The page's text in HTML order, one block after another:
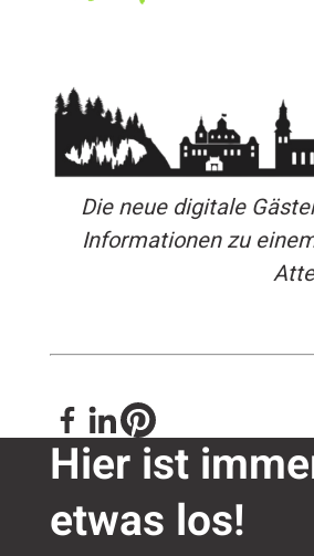
Die neue digitale
Informationen zu
Hier ist
etwas los!